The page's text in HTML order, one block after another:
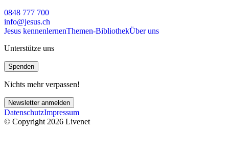
0848 777 700
info@jesus.ch
Jesus kennenlernenThemen-BibliothekÜber uns
Unterstütze uns
Spenden
Nichts mehr verpassen!
Newsletter anmelden
DatenschutzImpressum
© Copyright 2026 Livenet